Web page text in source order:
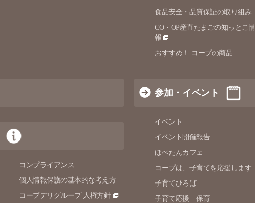
食品安全・品質保証の取り組み
CO・OP産直たまごの知っとこ情
報
おすすめ！ コープの商品
コンプライアンス
個人情報保護の基本的な考え方
コープデリグループ 人権方針
参加・イベント
イベント
イベント開催報告
ほぺたんカフェ
コープは、子育てを応援します
子育てひろば
子育て応援 保育